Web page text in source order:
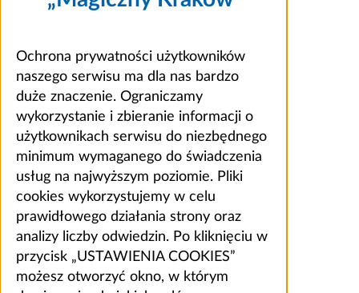
Ochrona prywatności użytkowników
naszego serwisu ma dla nas bardzo
duże znaczenie. Ograniczamy
wykorzystanie i zbieranie informacji o
użytkownikach serwisu do niezbędnego
minimum wymaganego do świadczenia
usług na najwyższym poziomie. Pliki
cookies wykorzystujemy w celu
prawidłowego działania strony oraz
analizy liczby odwiedzin. Po kliknięciu w
przycisk „USTAWIENIA COOKIES”
możesz otworzyć okno, w którym